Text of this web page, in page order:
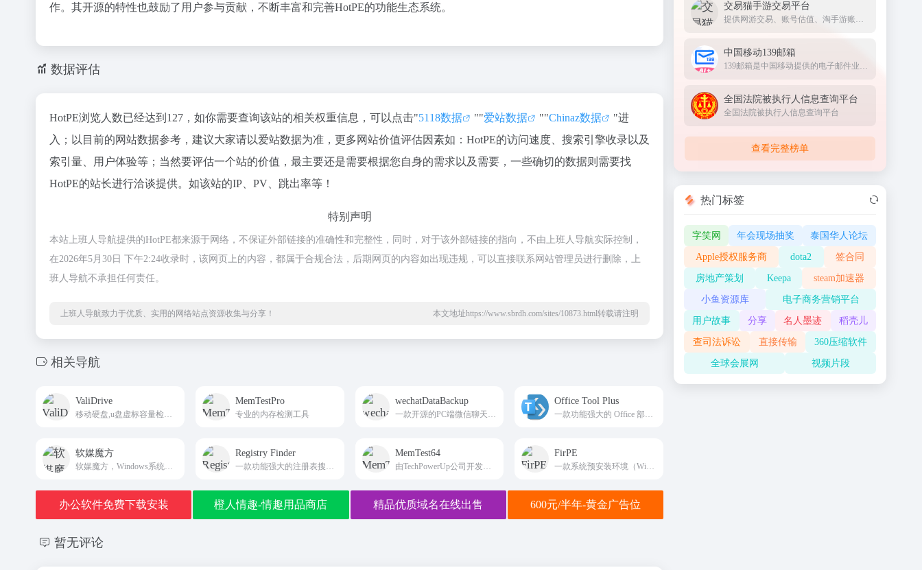
作。其开源的特性也鼓励了用户参与贡献，不断丰富和完善HotPE的功能生态系统。
数据评估
HotPE浏览人数已经达到127，如你需要查询该站的相关权重信息，可以点击"5118数据 ""爱站数据 ""Chinaz数据
"进
入；以目前的网站数据参考，建议大家请以爱站数据为准，更多网站价值评估因素如：HotPE的访问速度、搜索引擎收录以及
索引量、用户体验等；当然要评估一个站的价值，最主要还是需要根据您自身的需求以及需要，一些确切的数据则需要找
HotPE的站长进行洽谈提供。如该站的IP、PV、跳出率等！
特别声明
本站上班人导航提供的HotPE都来源于网络，不保证外部链接的准确性和完整性，同时，对于该外部链接的指向，不由上班人导航实际控制，
在2026年5月30日 下午2:24收录时，该网页上的内容，都属于合规合法，后期网页的内容如出现违规，可以直接联系网站管理员进行删除，上
班人导航不承担任何责任。
上班人导航致力于优质、实用的网络站点资源收集与分享！ 本文地址https://www.sbrdh.com/sites/10873.html转载请注明
相关导航
ValiDrive MemTestPro
专业的内存检测工具
wechatDataBackup Office Tool Plus
软媒魔方 Registry Finder MemTest64
由TechPowerUp公司开发的内存检测工具，一款广泛应用于检测计算机内存稳定性和性能的工具
FirPE
办公软件免费下载安装 橙人情趣-情趣用品商店 精品优质域名在线出售 600元/半年-黄金广告位
暂无评论
交易猫手游交易平台
提供网游交易、账号估值、淘手游账号、装备道具交易、买号卖号、游戏代练、苹果代充值、游戏充值、首充号等服务，手游交易就上交易猫官网
中国移动139邮箱
139邮箱是中国移动提供的电子邮件业务，以手机号@139.com作为邮箱地址，来邮短信及时提醒,同时提供WEB、WAP、短彩信、APP等多种方式，随时随地收发邮件
全国法院被执行人信息查询平台
全国法院被执行人信息查询平台
查看完整榜单
热门标签
字笑网 年会现场抽奖 泰国华人论坛
Apple授权服务商 dota2 签合同
房地产策划 Keepa steam加速器
小鱼资源库 电子商务营销平台
用户故事 分享 名人墨迹 稻壳儿
查司法诉讼 直接传输 360压缩软件
全球会展网 视频片段